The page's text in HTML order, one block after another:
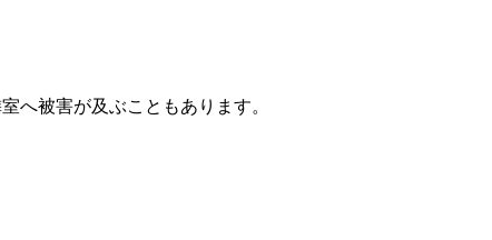
へ被害が及ぶこともあります。